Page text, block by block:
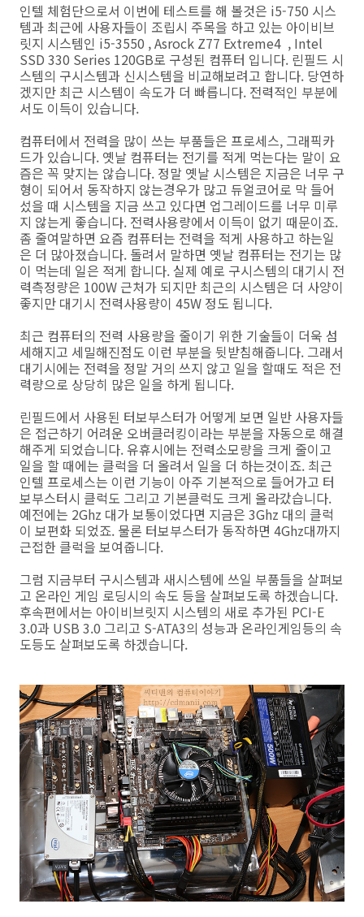
인텔 체험단으로서 이번에 테스트를 해 볼것은 i5-750 시스
템과 최근에 사용자들이 조립시 주목을 하고 있는 아이비브
릿지 시스템인 i5-3550 , Asrock Z77 Extreme4 , Intel
SSD 330 Series 120GB로 구성된 컴퓨터 입니다. 린필드 시
스템의 구시스템과 신시스템을 비교해보려고 합니다. 당연하
겠지만 최근 시스템이 속도가 더 빠릅니다. 전력적인 부분에
서도 이득이 있습니다.
컴퓨터에서 전력을 많이 쓰는 부품들은 프로세스, 그래픽카
드가 있습니다. 옛날 컴퓨터는 전기를 적게 먹는다는 말이 요
즘은 꼭 맞지는 않습니다. 정말 옛날 시스템은 지금은 너무 구
형이 되어서 동작하지 않는경우가 많고 듀얼코어로 막 들어
섰을 때 시스템을 지금 쓰고 있다면 업그레이드를 너무 미루
지 않는게 좋습니다. 전력사용량에서 이득이 없기 때문이죠.
좀 줄여말하면 요즘 컴퓨터는 전력을 적게 사용하고 하는일
은 더 많아졌습니다. 돌려서 말하면 옛날 컴퓨터는 전기는 많
이 먹는데 일은 적게 합니다. 실제 예로 구시스템의 대기시 전
력측정량은 100W 근처가 되지만 최근의 시스템은 더 사양이
좋지만 대기시 전력사용량이 45W 정도 됩니다.
최근 컴퓨터의 전력 사용량을 줄이기 위한 기술들이 더욱 섬
세해지고 세밀해진점도 이런 부분을 뒷받침해줍니다. 그래서
대기시에는 전력을 정말 거의 쓰지 않고 일을 할때도 적은 전
력량으로 상당히 많은 일을 하게 됩니다.
린필드에서 사용된 터보부스터가 어떻게 보면 일반 사용자들
은 접근하기 어려운 오버클러킹이라는 부분을 자동으로 해결
해주게 되었습니다. 유휴시에는 전력소모량을 크게 줄이고
일을 할 때에는 클럭을 더 올려서 일을 더 하는것이죠. 최근
인텔 프로세스는 이런 기능이 아주 기본적으로 들어가고 터
보부스터시 클럭도 그리고 기본클럭도 크게 올라갔습니다.
예전에는 2Ghz 대가 보통이었다면 지금은 3Ghz 대의 클럭
이 보편화 되었죠. 물론 터보부스터가 동작하면 4Ghz대까지
근접한 클럭을 보여줍니다.
그럼 지금부터 구시스템과 새시스템에 쓰일 부품들을 살펴보
고 온라인 게임 로딩시의 속도 등을 살펴보도록 하겠습니다.
후속편에서는 아이비브릿지 시스템의 새로 추가된 PCI-E
3.0과 USB 3.0 그리고 S-ATA3의 성능과 온라인게임등의 속
도등도 살펴보도록 하겠습니다.